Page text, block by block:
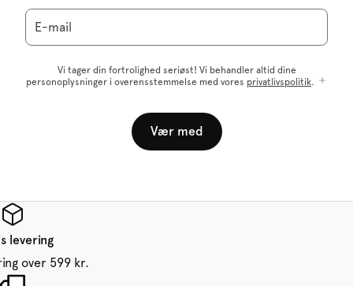
E-mail
Vi tager din fortrolighed seriøst! Vi behandler altid dine
personoplysninger i overensstemmelse med vores privatlivspolitik.
Vær med
levering
over 599 kr.